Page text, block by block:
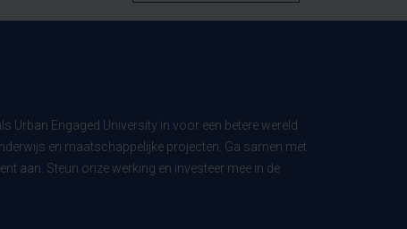
Urban Engaged University in voor een betere wereld
en maatschappelijke projecten. Ga samen met
aan. Steun onze werking en investeer mee in de